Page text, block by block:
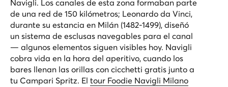
Navigli. Los canales de esta zona formaban parte
de una red de 150 kilómetros; Leonardo da Vinci,
durante su estancia en Milán (1482-1499), diseñó
un sistema de esclusas navegables para el canal
— algunos elementos siguen visibles hoy. Navigli
cobra vida en la hora del aperitivo, cuando los
bares llenan las orillas con cicchetti gratis junto a
tu Campari Spritz. El tour Foodie Navigli Milano